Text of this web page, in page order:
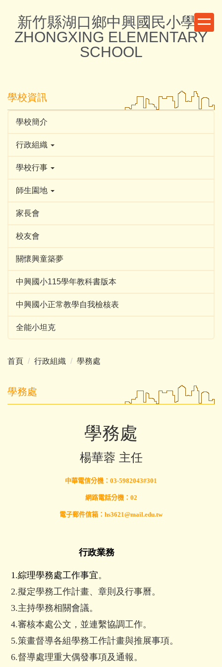
新竹縣湖口鄉中興國民小學 -
ZHONGXING ELEMENTARY
SCHOOL
學校資訊
學校簡介
行政組織
學校行事
師生園地
家長會
校友會
關懷興童築夢
中興國小115學年教科書版本
中興國小正常教學自我檢核表
全能小坦克
首頁 行政組織 學務處
學務處
學務處
楊華蓉 主任
中華電信分機：03-5982043#301
網路電話分機：02
電子郵件信箱： hs3621@mail.edu.tw
行政業務
1.綜理學務處工作事宜。
2.擬定學務工作計畫、章則及行事曆。
3.主持學務相關會議。
4.審核本處公文，並連繫協調工作。
5.策畫督導各組學務工作計畫與推展事項。
6.督導處理重大偶發事項及通報。